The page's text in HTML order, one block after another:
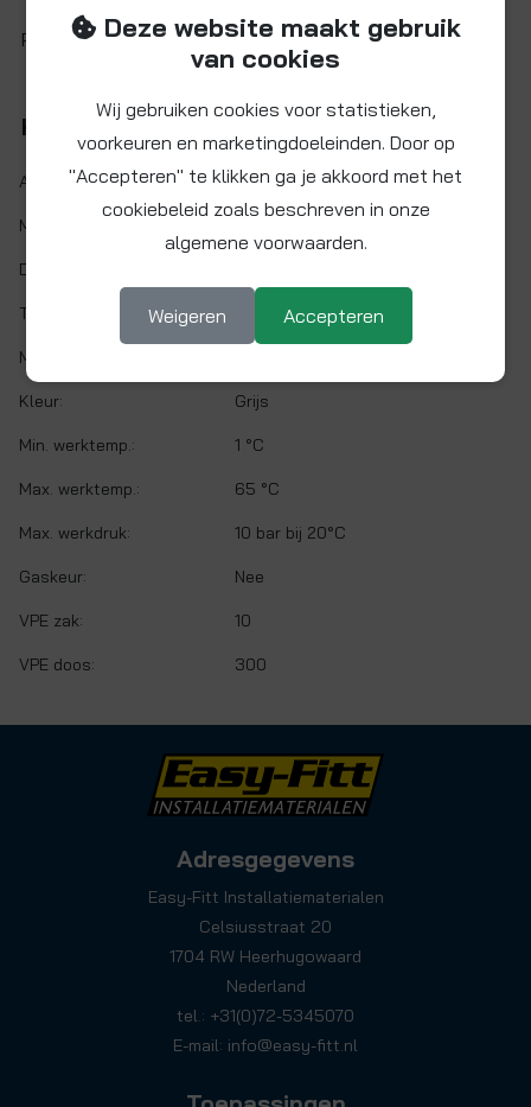
Puntstuk 1/4" push-in x 3/8" buitendraad NPTF.
Kenmerken
Artikelnr.: PI010823S
Maat:
Demontabel:
Twist&Lock:
Materiaal:
Kleur: Grijs
Min. werktemp.: 1 °C
Max. werktemp.: 65 °C
Max. werkdruk: 10 bar bij 20°C
Gaskeur: Nee
VPE zak: 10
VPE doos: 300
Adresgegevens
Easy-Fitt Installatiematerialen
Celsiusstraat 20
1704 RW Heerhugowaard
Nederland
tel.: +31(0)72-5345070
E-mail: info@easy-fitt.nl
Deze website maakt gebruik
van cookies
Wij gebruiken cookies voor statistieken,
voorkeuren en marketingdoeleinden. Door op
"Accepteren" te klikken ga je akkoord met het
cookiebeleid zoals beschreven in onze
algemene voorwaarden.
Weigeren Accepteren